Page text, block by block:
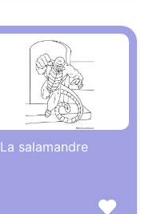
La salamandre